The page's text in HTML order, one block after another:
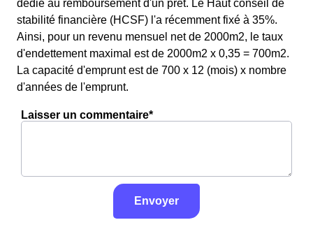
dédié au remboursement d'un prêt. Le Haut conseil de
stabilité financière (HCSF) l'a récemment fixé à 35%.
Ainsi, pour un revenu mensuel net de 2000m2, le taux
d'endettement maximal est de 2000m2 x 0,35 = 700m2.
La capacité d'emprunt est de 700 x 12 (mois) x nombre
d'années de l'emprunt.
Laisser un commentaire*
Envoyer